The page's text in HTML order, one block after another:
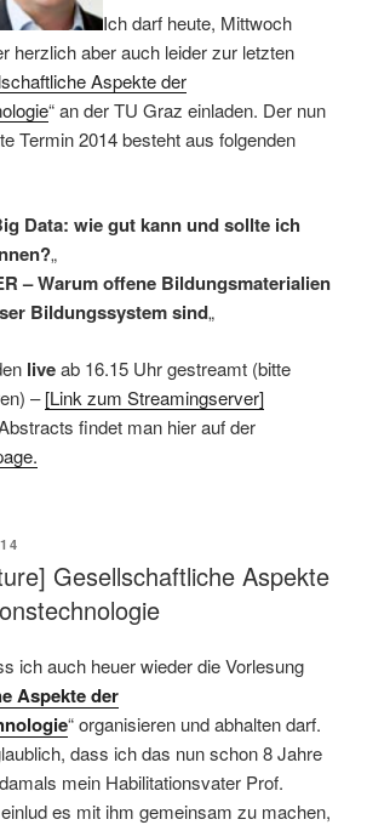
Ich darf heute, Mittwoch
herzlich aber auch leider zur letzten
Aspekte der
“ an der TU Graz einladen. Der nun
Termin 2014 besteht aus folgenden
Data: wie gut kann und sollte ich
„
– Warum offene Bildungsmaterialien
Bildungssystem sind„
liveab 16.15 Uhr gestreamt (bitte
–[Link zum Streamingserver]
findet man hier auf der
Gesellschaftliche Aspekte
ich auch heuer wieder die Vorlesung
Aspekte der
“ organisieren und abhalten darf.
dass ich das nun schon 8 Jahre
mein Habilitationsvater Prof.
es mit ihm gemeinsam zu machen,